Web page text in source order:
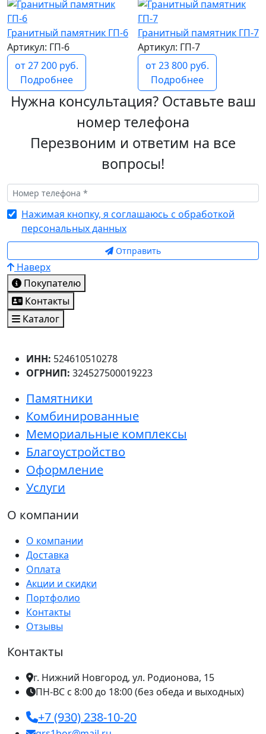
Гранитный памятник ГП-6
Артикул: ГП-6
от 27 200 руб.
Подробнее
Гранитный памятник ГП-7
Артикул: ГП-7
от 23 800 руб.
Подробнее
Нужна консультация? Оставьте ваш
номер телефона
Перезвоним и ответим на все
вопросы!
Нажимая кнопку, я соглашаюсь с обработкой
персональных данных
Отправить
Наверх
Покупателю
Контакты
Каталог
ИНН: 524610510278
ОГРНИП: 324527500019223
Памятники
Комбинированные
Мемориальные комплексы
Благоустройство
Оформление
Услуги
О компании
О компании
Доставка
Оплата
Акции и скидки
Портфолио
Контакты
Отзывы
Контакты
г. Нижний Новгород, ул. Родионова, 15
ПН-ВС с 8:00 до 18:00 (без обеда и выходных)
+7 (930) 238-10-20